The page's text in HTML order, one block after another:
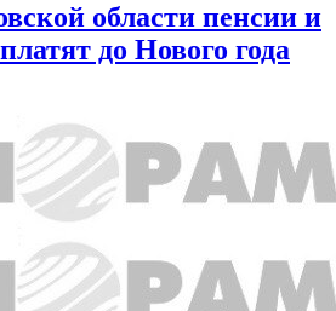
области пенсии и
до Нового года